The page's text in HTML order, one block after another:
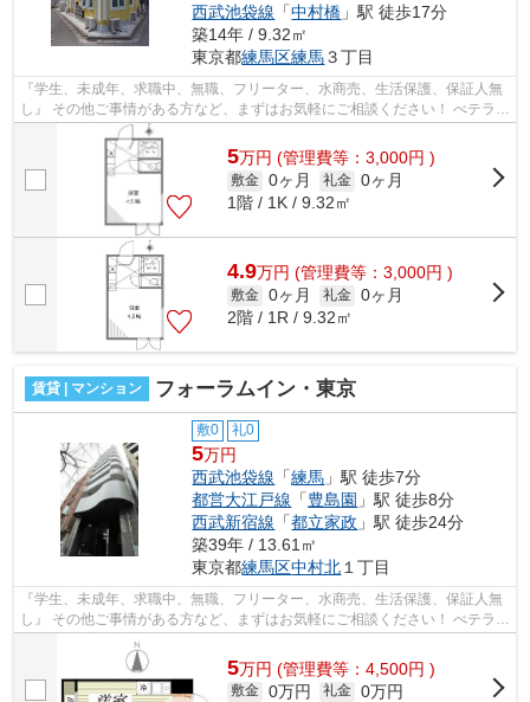
西武池袋線 「中村橋 」駅 徒歩17分
築14年 / 9.32㎡
東京都練馬区練馬３丁目
『学生、未成年、求職中、無職、フリーター、水商売、生活保護、保証人無
し』 その他ご事情がある方など、まずはお気軽にご相談ください！ べテラン
スタッフが対応致しますので必ずご...
5万円 (管理費等：3,000円 )
敷金 0ヶ月 礼金 0ヶ月
1階 / 1K / 9.32㎡
4.9万円 (管理費等：3,000円 )
敷金 0ヶ月 礼金 0ヶ月
2階 / 1R / 9.32㎡
賃貸 | マンション フォーラムイン・東京
敷0 礼0
5万円
西武池袋線 「練馬 」駅 徒歩7分
都営大江戸線 「豊島園 」駅 徒歩8分
西武新宿線 「都立家政 」駅 徒歩24分
築39年 / 13.61㎡
東京都練馬区中村北１丁目
『学生、未成年、求職中、無職、フリーター、水商売、生活保護、保証人無
し』 その他ご事情がある方など、まずはお気軽にご相談ください！ べテラン
スタッフが対応致しますのでご希望...
5万円 (管理費等：4,500円 )
敷金 0万円 礼金 0万円